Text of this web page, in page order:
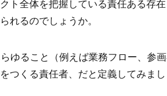
ト全体を把握している責任ある存
れるのでしょうか。
ゆること（例えば業務フロー、参
つくる責任者、だと定義してみま